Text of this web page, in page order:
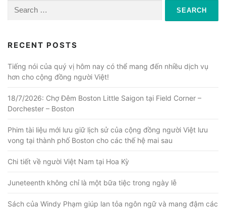
Search
for:
RECENT POSTS
Tiếng nói của quý vị hôm nay có thể mang đến nhiều dịch vụ
hơn cho cộng đồng người Việt!
18/7/2026: Chợ Đêm Boston Little Saigon tại Field Corner –
Dorchester – Boston
Phim tài liệu mới lưu giữ lịch sử của cộng đồng người Việt lưu
vong tại thành phố Boston cho các thế hệ mai sau
Chi tiết về người Việt Nam tại Hoa Kỳ
Juneteenth không chỉ là một bữa tiệc trong ngày lễ
Sách của Windy Phạm giúp lan tỏa ngôn ngữ và mang đậm các